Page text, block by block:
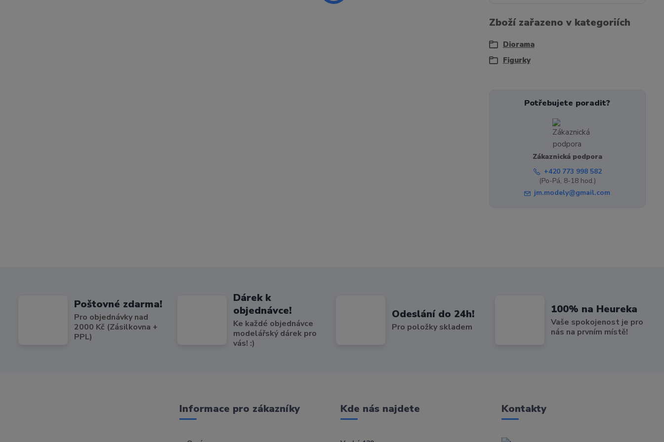
Zboží zařazeno v kategoriích
Diorama
Figurky
Potřebujete poradit?
Zákaznická podpora
+420 773 998 582
(Po-Pá, 8-18 hod.)
jm.modely@gmail.com
Poštovné zdarma!
Pro objednávky nad
2000 Kč (Zásilkovna +
PPL)
Dárek k
objednávce!
Ke každé objednávce
modelářský dárek pro
vás! :)
Odeslání do 24h!
Pro položky skladem
100% na Heureka
Vaše spokojenost je pro
nás na prvním místě!
Informace pro zákazníky Kde nás najdete Kontakty